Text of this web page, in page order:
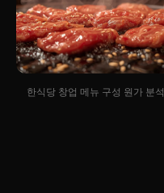
한식당 창업 메뉴 구성 원가 분석